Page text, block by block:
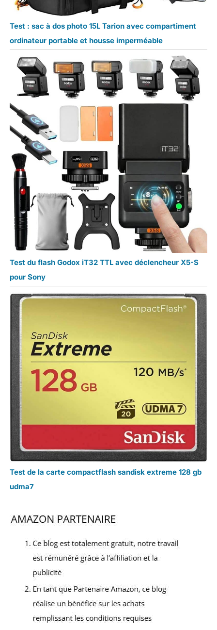
Test : sac à dos photo 15L Tarion avec compartiment
ordinateur portable et housse imperméable
Test du flash Godox iT32 TTL avec déclencheur X5-S
pour Sony
Test de la carte compactflash sandisk extreme 128 gb
udma7